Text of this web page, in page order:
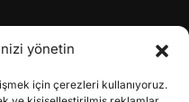
yönetin
için çerezleri kullanıyoruz.